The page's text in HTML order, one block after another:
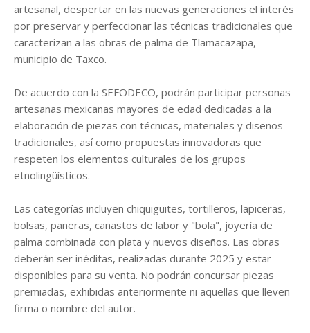
artesanal, despertar en las nuevas generaciones el interés
por preservar y perfeccionar las técnicas tradicionales que
caracterizan a las obras de palma de Tlamacazapa,
municipio de Taxco.
De acuerdo con la SEFODECO, podrán participar personas
artesanas mexicanas mayores de edad dedicadas a la
elaboración de piezas con técnicas, materiales y diseños
tradicionales, así como propuestas innovadoras que
respeten los elementos culturales de los grupos
etnolingüísticos.
Las categorías incluyen chiquigüites, tortilleros, lapiceras,
bolsas, paneras, canastos de labor y "bola", joyería de
palma combinada con plata y nuevos diseños. Las obras
deberán ser inéditas, realizadas durante 2025 y estar
disponibles para su venta. No podrán concursar piezas
premiadas, exhibidas anteriormente ni aquellas que lleven
firma o nombre del autor.